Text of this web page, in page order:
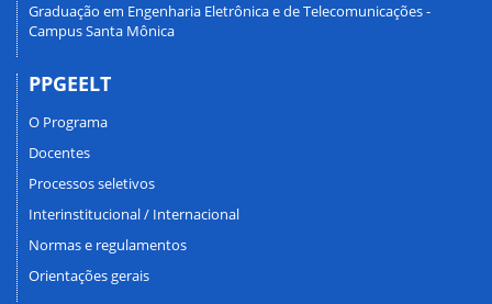
Graduação em Engenharia Eletrônica e de Telecomunicações -
Campus Santa Mônica
PPGEELT
O Programa
Docentes
Processos seletivos
Interinstitucional / Internacional
Normas e regulamentos
Orientações gerais